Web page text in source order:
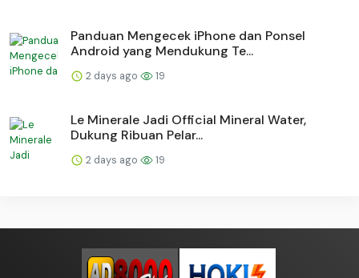
Panduan Mengecek iPhone dan Ponsel
Android yang Mendukung Te...
2 days ago 19
Le Minerale Jadi Official Mineral Water,
Dukung Ribuan Pelar...
2 days ago 19